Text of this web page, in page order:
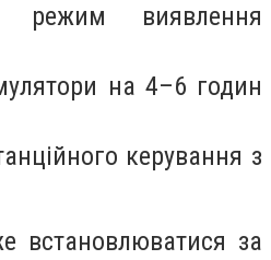
режим виявлення
на 4–6 годин
керування з
встановлюватися за